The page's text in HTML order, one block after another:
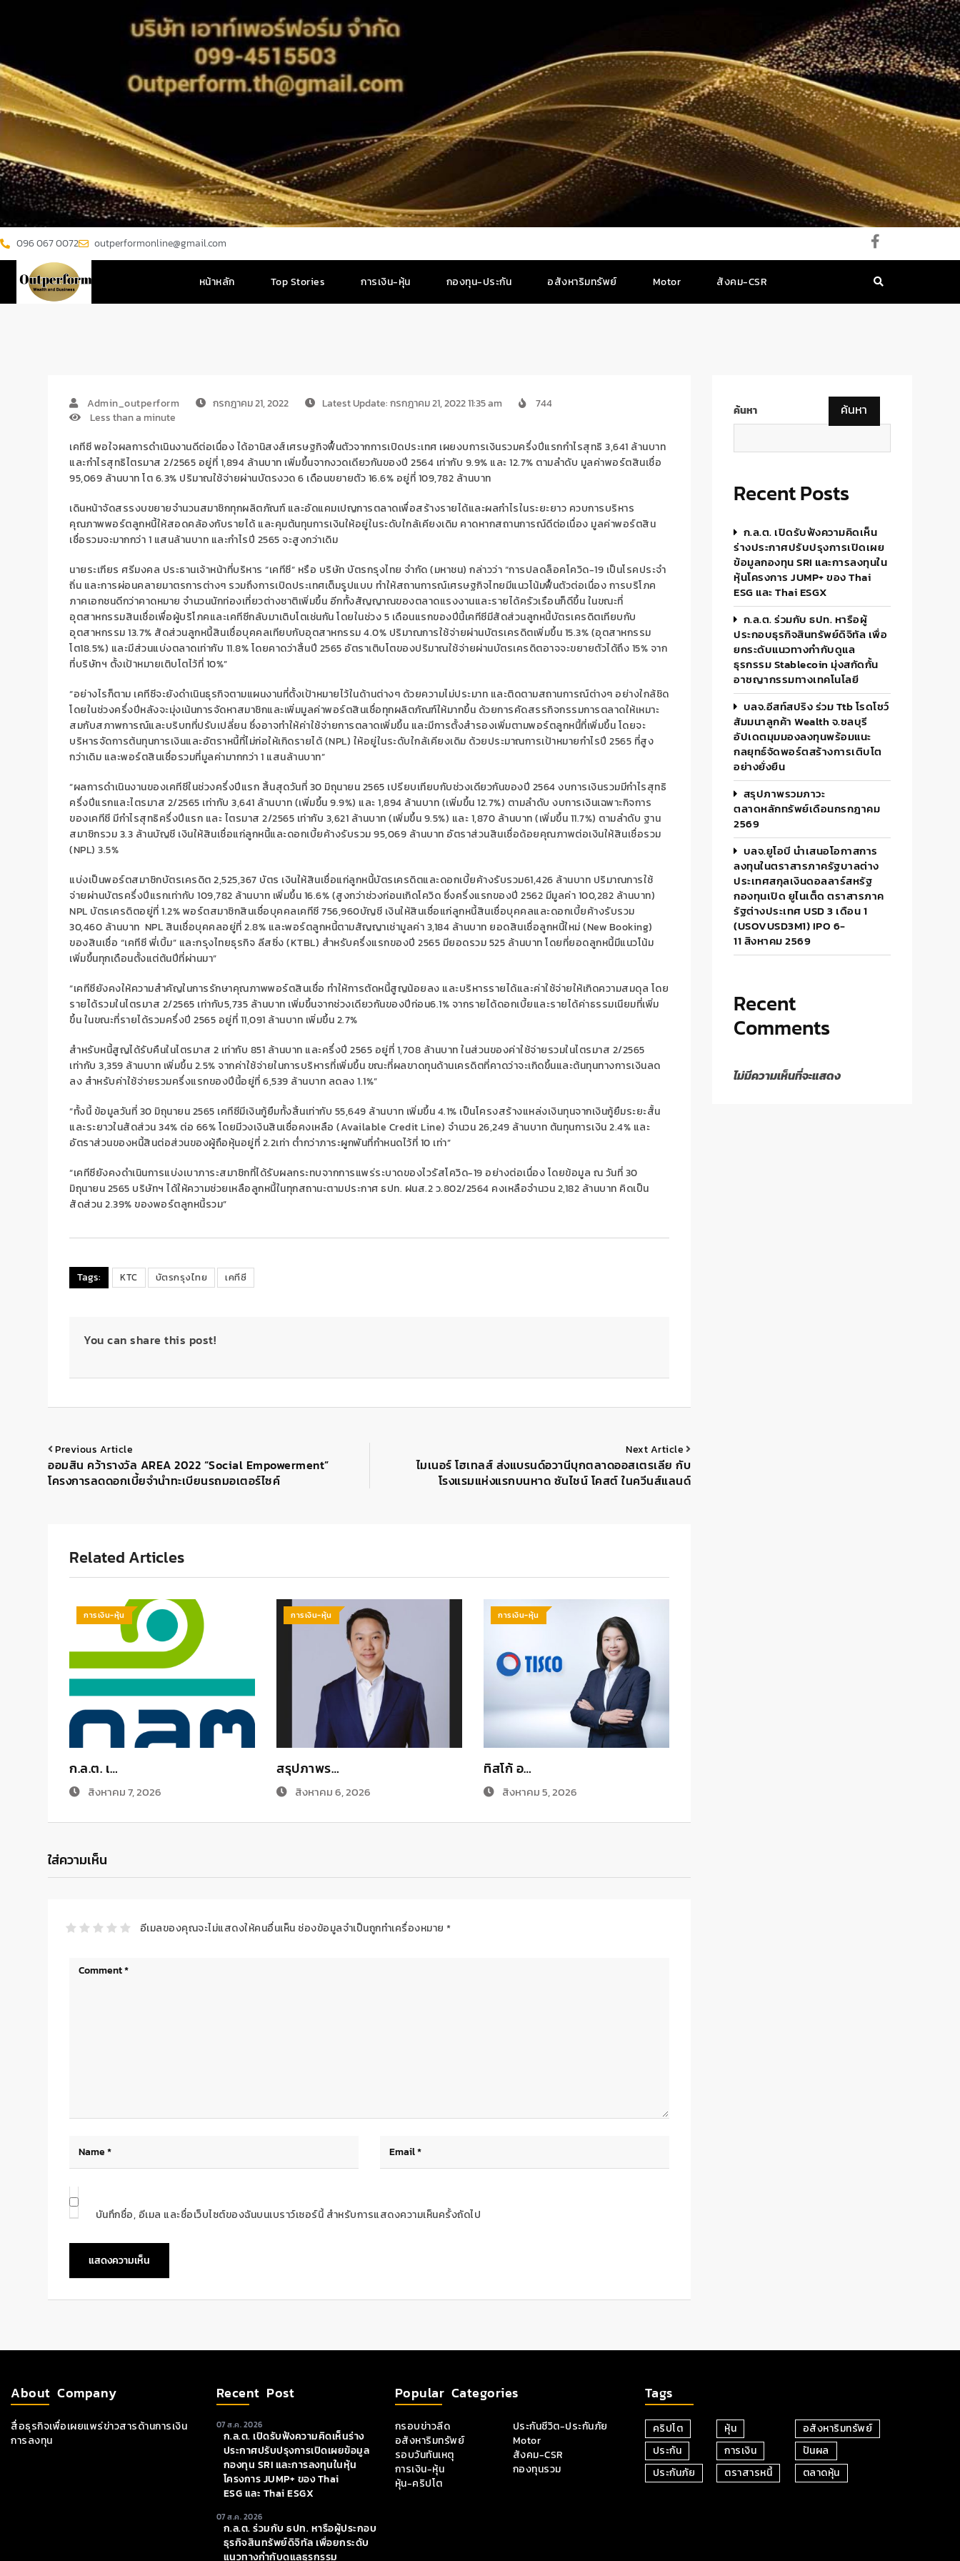
096 067 0072 outperformonline@gmail.com
หน้าหลัก Top Stories การเงิน-หุ้น กองทุน-ประกัน อสังหาริมทรัพย์ Motor สังคม-CSR
Admin_outperform กรกฎาคม 21, 2022 Latest Update: กรกฎาคม 21, 2022 11:35 am
744
Less than a minute
เคทีซีพอใจผลการดำเนินงานดีต่อเนื่องได้อานิสงส์เศรษฐกิจฟื้นตัวจากการเปิดประเทศ เผยงบการเงินรวมครึ่งปีแรกกำไรสุทธิ 3,641 ล้านบาท
และกำไรสุทธิไตรมาส 2/2565 อยู่ที่1,894 ล้านบาท เพิ่มขึ้นจากงวดเดียวกันของปี 2564 เท่ากับ 9.9% และ12.7% ตามลำดับ มูลค่าพอร์ตสินเชื่อ
95,069 ล้านบาท โต6.3% ปริมาณใช้จ่ายผ่านบัตรงวด6 เดือนขยายตัว16.6% อยู่ที่109,782 ล้านบาท
เดินหน้าจัดสรรงบขยายจำนวนสมาชิกทุกผลิตภัณฑ์ และอัดแคมเปญการตลาดเพื่อสร้างรายได้และผลกำไรในระยะยาว ควบการบริหาร
คุณภาพพอร์ตลูกหนี้ให้สอดคล้องกับรายได้ และคุมต้นทุนการเงินให้อยู่ในระดับใกล้เคียงเดิม คาดหากสถานการณ์ดีต่อเนื่อง มูลค่าพอร์ตสิน
เชื่อรวมจะมากกว่า1 แสนล้านบาท และกำไรปี 2565 จะสูงกว่าเดิม
นายระเฑียร ศรีมงคล ประธานเจ้าหน้าที่บริหาร “เคทีซี” หรือ บริษัท บัตรกรุงไทย จำกัด (มหาชน) กล่าวว่า “การปลดล็อคโควิด-19 เป็นโรคประจำ
ถิ่น และการผ่อนคลายมาตรการต่างๆ รวมถึงการเปิดประเทศเต็มรูปแบบ ทำให้สถานการณ์เศรษฐกิจไทยมีแนวโน้มฟื้นตัวต่อเนื่องการบริโภค
ภาคเอกชนดีกว่าคาดหมาย จำนวนนักท่องเที่ยวต่างชาติเพิ่มขึ้น อีกทั้งสัญญาณของตลาดแรงงานและรายได้ครัวเรือนก็ดีขึ้นในขณะที่
อุตสาหกรรมสินเชื่อเพื่อผู้บริโภคและเคทีซีกลับมาเติบโตเช่นกันโดยในช่วง5 เดือนแรกของปีนี้เคทีซีมีสัดส่วนลูกหนี้บัตรเครดิตเทียบกับ
อุตสาหกรรม13.7% สัดส่วนลูกหนี้สินเชื่อบุคคลเทียบกับอุตสาหกรรม4.0% ปริมาณการใช้จ่ายผ่านบัตรเครดิตเพิ่มขึ้น15.3%(อุตสาหกรรม
โต18.5%) และมีส่วนแบ่งตลาดเท่ากับ 11.8%โดยคาดว่าสิ้นปี 2565 อัตราเติบโตของปริมาณใช้จ่ายผ่านบัตรเครดิตอาจจะขยายตัวได้ถึง15% จาก
ที่บริษัทฯ ตั้งเป้าหมายเติบโตไว้ที่10%”
“อย่างไรก็ตาม เคทีซีจะยังดำเนินธุรกิจตามแผนงานที่ตั้งเป้าหมายไว้ในด้านต่างๆ ด้วยความไม่ประมาท และติดตามสถานการณ์ต่างๆ อย่างใกล้ชิด
โดยในช่วงครึ่งปีหลังจะมุ่งเน้นการจัดหาสมาชิกและเพิ่มมูลค่าพอร์ตสินเชื่อทุกผลิตภัณฑ์ให้มากขึ้น ด้วยการคัดสรรกิจกรรมการตลาดให้เหมาะ
สมกับสภาพการณ์และบริบทที่ปรับเปลี่ยน ซึ่งอาจทำให้ค่าใช้จ่ายการตลาดเพิ่มขึ้น และมีการตั้งสำรองเพิ่มตามพอร์ตลูกหนี้ที่เพิ่มขึ้นโดยจะ
บริหารจัดการต้นทุนการเงินและอัตราหนี้ที่ไม่ก่อให้เกิดรายได้(NPL) ให้อยู่ในระดับใกล้เคียงเดิม ด้วยประมาณการเป้าหมายกำไรปี 2565 ที่สูง
กว่าเดิม และพอร์ตสินเชื่อรวมที่มูลค่ามากกว่า1 แสนล้านบาท”
“ผลการดำเนินงานของเคทีซีในช่วงครึ่งปีแรก สิ้นสุดวันที่30 มิถุนายน2565 เปรียบเทียบกับช่วงเดียวกันของปี 2564งบการเงินรวมมีกำไรสุทธิ
ครึ่งปีแรกและไตรมาส 2/2565 เท่ากับ 3,641 ล้านบาท (เพิ่มขึ้น9.9%) และ1,894 ล้านบาท(เพิ่มขึ้น12.7%) ตามลำดับ งบการเงินเฉพาะกิจการ
ของเคทีซี มีกำไรสุทธิครึ่งปีแรก และไตรมาส 2/2565 เท่ากับ 3,621 ล้านบาท (เพิ่มขึ้น9.5%) และ1,870 ล้านบาท(เพิ่มขึ้น11.7%) ตามลำดับ ฐาน
สมาชิกรวม3.3 ล้านบัญชี เงินให้สินเชื่อแก่ลูกหนี้และดอกเบี้ยค้างรับรวม95,069 ล้านบาท อัตราส่วนสินเชื่อด้อยคุณภาพต่อเงินให้สินเชื่อรวม
(NPL) 3.5%
แบ่งเป็นพอร์ตสมาชิกบัตรเครดิต2,525,367 บัตร เงินให้สินเชื่อแก่ลูกหนี้บัตรเครดิตและดอกเบี้ยค้างรับรวม61,426 ล้านบาท ปริมาณการใช้
จ่ายผ่านบัตรครึ่งปีแรกเท่ากับ 109,782 ล้านบาท เพิ่มขึ้น16.6%(สูงกว่าช่วงก่อนเกิดโควิด ซึ่งครึ่งแรกของปี 2562 มีมูลค่า100,282 ล้านบาท)
NPL บัตรเครดิตอยู่ที่1.2%พอร์ตสมาชิกสินเชื่อบุคคลเคทีซี756,960บัญชี เงินให้สินเชื่อแก่ลูกหนี้สินเชื่อบุคคลและดอกเบี้ยค้างรับรวม
30,460 ล้านบาท NPL สินเชื่อบุคคลอยู่ที่2.8% และพอร์ตลูกหนี้ตามสัญญาเช่ามูลค่า3,184 ล้านบาท ยอดสินเชื่อลูกหนี้ใหม่(New Booking)
ของสินเชื่อ “เคทีซี พี่เบิ้ม” และกรุงไทยธุรกิจ ลีสซิ่ง(KTBL) สำหรับครึ่งแรกของปี 2565 มียอดรวม525 ล้านบาทโดยที่ยอดลูกหนี้มีแนวโน้ม
เพิ่มขึ้นทุกเดือนตั้งแต่ต้นปีที่ผ่านมา”
“เคทีซียังคงให้ความสำคัญในการรักษาคุณภาพพอร์ตสินเชื่อ ทำให้การตัดหนี้สูญน้อยลง และบริหารรายได้และค่าใช้จ่ายให้เกิดความสมดุล โดย
รายได้รวมในไตรมาส 2/2565 เท่ากับ5,735 ล้านบาท เพิ่มขึ้นจากช่วงเดียวกันของปีก่อน6.1% จากรายได้ดอกเบี้ยและรายได้ค่าธรรมเนียมที่เพิ่ม
ขึ้น ในขณะที่รายได้รวมครึ่งปี 2565 อยู่ที่11,091 ล้านบาท เพิ่มขึ้น2.7%
สำหรับหนี้สูญได้รับคืนในไตรมาส 2 เท่ากับ 851 ล้านบาท และครึ่งปี 2565 อยู่ที่1,708 ล้านบาท ในส่วนของค่าใช้จ่ายรวมในไตรมาส 2/2565
เท่ากับ 3,359 ล้านบาท เพิ่มขึ้น2.5% จากค่าใช้จ่ายในการบริหารที่เพิ่มขึ้น ขณะที่ผลขาดทุนด้านเครดิตที่คาดว่าจะเกิดขึ้นและต้นทุนทางการเงินลด
ลง สำหรับค่าใช้จ่ายรวมครึ่งแรกของปีนี้อยู่ที่6,539 ล้านบาท ลดลง1.1%”
“ทั้งนี้ ข้อมูลวันที่30 มิถุนายน2565 เคทีซีมีเงินกู้ยืมทั้งสิ้นเท่ากับ 55,649 ล้านบาท เพิ่มขึ้น4.1% เป็นโครงสร้างแหล่งเงินทุนจากเงินกู้ยืมระยะสั้น
และระยาวในสัดส่วน34% ต่อ 66%โดยมีวงเงินสินเชื่อคงเหลือ (Available Credit Line) จำนวน26,249 ล้านบาท ต้นทุนการเงิน2.4% และ
อัตราส่วนของหนี้สินต่อส่วนของผู้ถือหุ้นอยู่ที่2.2เท่า ต่ำกว่าภาระผูกพันที่กำหนดไว้ที่10 เท่า”
“เคทีซียังคงดำเนินการแบ่งเบาภาระสมาชิกที่ได้รับผลกระทบจากการแพร่ระบาดของไวรัสโควิด-19 อย่างต่อเนื่อง โดยข้อมูล ณ วันที่30
มิถุนายน2565 บริษัทฯ ได้ให้ความช่วยเหลือลูกหนี้ในทุกสถานะตามประกาศ ธปท. ฝนส.2ว.802/2564 คงเหลือจำนวน2,182 ล้านบาท คิดเป็น
สัดส่วน2.39% ของพอร์ตลูกหนี้รวม”
Tags: KTC บัตรกรุงไทย เคทีซี
You can share this post!
Previous Article
ออมสิน คว้ารางวัล AREA 2022 “Social Empowerment”
โครงการลดดอกเบี้ยจำนำทะเบียนรถมอเตอร์ไซค์
Next Article
ไมเนอร์ โฮเทลส์ ส่งแบรนด์อวานีบุกตลาดออสเตรเลีย กับ
โรงแรมแห่งแรกบนหาด ซันไชน์ โคสต์ ในควีนส์แลนด์
Related Articles
การเงิน-หุ้น
ก.ล.ต. เ…
สิงหาคม 7, 2026
การเงิน-หุ้น
สรุปภาพร…
สิงหาคม 6, 2026
การเงิน-หุ้น
ทิสโก้ อ…
สิงหาคม 5, 2026
ใส่ความเห็น
อีเมลของคุณจะไม่แสดงให้คนอื่นเห็น ช่องข้อมูลจำเป็นถูกทำเครื่องหมาย *
บันทึกชื่อ, อีเมล และชื่อเว็บไซต์ของฉันบนเบราว์เซอร์นี้ สำหรับการแสดงความเห็นครั้งถัดไป
ค้นหา ค้นหา
Recent Posts
ก.ล.ต. เปิดรับฟังความคิดเห็น
ร่างประกาศปรับปรุงการเปิดเผย
ข้อมูลกองทุน SRI และการลงทุนใน
หุ้นโครงการ JUMP+ ของ Thai
ESG และ Thai ESGX
ก.ล.ต. ร่วมกับ ธปท. หารือผู้
ประกอบธุรกิจสินทรัพย์ดิจิทัล เพื่อ
ยกระดับแนวทางกำกับดูแล
ธุรกรรม Stablecoin มุ่งสกัดกั้น
อาชญากรรมทางเทคโนโลยี
บลจ.อีสท์สปริง ร่วม Ttb โรดโชว์
สัมมนาลูกค้า Wealth จ.ชลบุรี
อัปเดตมุมมองลงทุนพร้อมแนะ
กลยุทธ์จัดพอร์ตสร้างการเติบโต
อย่างยั่งยืน
สรุปภาพรวมภาวะ
ตลาดหลักทรัพย์เดือนกรกฎาคม
2569
บลจ.ยูโอบี นำเสนอโอกาสการ
ลงทุนในตราสารภาครัฐบาลต่าง
ประเทศสกุลเงินดอลลาร์สหรัฐ
กองทุนเปิด ยูไนเต็ด ตราสารภาค
รัฐต่างประเทศ USD 3 เดือน 1
(USOVUSD3M1) IPO 6-
11 สิงหาคม 2569
Recent
Comments
ไม่มีความเห็นที่จะแสดง
About Company
สื่อธุรกิจเพื่อเผยแพร่ข่าวสารด้านการเงิน
การลงทุน
Recent Post
07 ส.ค. 2026
ก.ล.ต. เปิดรับฟังความคิดเห็นร่าง
ประกาศปรับปรุงการเปิดเผยข้อมูล
กองทุน SRI และการลงทุนในหุ้น
โครงการ JUMP+ ของ Thai
ESG และ Thai ESGX
07 ส.ค. 2026
ก.ล.ต. ร่วมกับ ธปท. หารือผู้ประกอบ
ธุรกิจสินทรัพย์ดิจิทัล เพื่อยกระดับ
แนวทางกำกับดูแลธุรกรรม
Popular Categories
กรอบข่าวลีด
อสังหาริมทรัพย์
รอบวันทันเหตุ
การเงิน-หุ้น
หุ้น-คริปโต
ประกันชีวิต-ประกันภัย
Motor
สังคม-CSR
กองทุนรวม
Tags
คริปโต
ประกัน
ประกันภัย
หุ้น
การเงิน
ตราสารหนี้
อสังหาริมทรัพย์
ปันผล
ตลาดหุ้น